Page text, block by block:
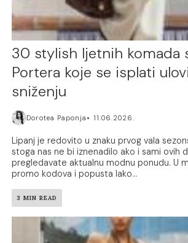
30 stylish ljetnih komada
Portera koje se isplati
sniženju
Dorotea Paponja 11.06.2026.
Lipanj je redovito u znaku prvog vala
stoga nas ne bi iznenadilo ako i sami ovih
pregledavate aktualnu modnu ponudu. U
promo kodova i popusta lako...
3 MIN READ